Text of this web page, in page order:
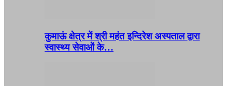
कुमाऊं क्षेत्र में श्री महंत इन्दिरेश अस्पताल द्वारा
स्वास्थ्य सेवाओं के…